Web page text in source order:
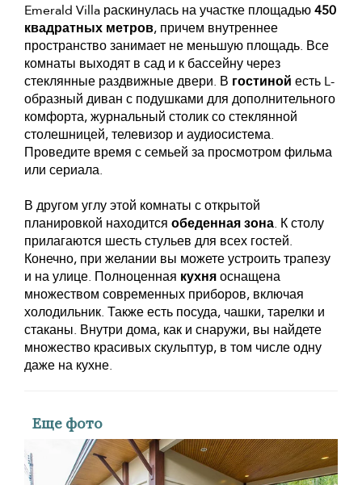
Emerald Villa раскинулась на участке площадью450
квадратных метров, причем внутреннее
пространство занимает не меньшую площадь. Все
комнаты выходят в сад и к бассейну через
стеклянные раздвижные двери. В гостиной есть L-
образный диван с подушками для дополнительного
комфорта, журнальный столик со стеклянной
столешницей, телевизор и аудиосистема.
Проведите время с семьей за просмотром фильма
или сериала.
В другом углу этой комнаты с открытой
планировкой находится обеденная зона. К столу
прилагаются шесть стульев для всех гостей.
Конечно, при желании вы можете устроить трапезу
и на улице. Полноценная кухняоснащена
множеством современных приборов, включая
холодильник. Также есть посуда, чашки, тарелки и
стаканы. Внутри дома, как и снаружи, вы найдете
множество красивых скульптур, в том числе одну
даже на кухне.
Еще фото